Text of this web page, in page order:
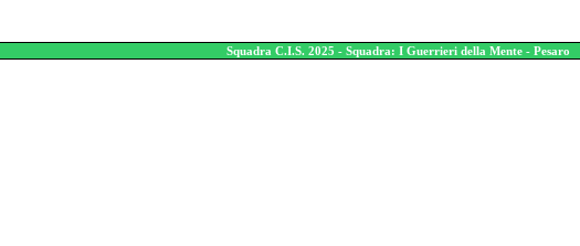
Squadra C.I.S. 2025 - Squadra: I Guerrieri della Mente - Pesaro